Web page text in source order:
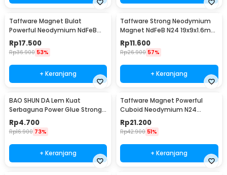
Taffware Magnet Bulat
Powerful Neodymium NdFeB
N25 5x1.5mm 100 PCS
Rp17.500
Rp36.900 53%
+ Keranjang
Taffware Strong Neodymium
Magnet NdFeB N24 19x9x1.6mm
10 PCS - MAG1
Rp11.600
Rp26.900 57%
+ Keranjang
BAO SHUN DA Lem Kuat
Serbaguna Power Glue Strong
Adhesive 15ml - B-7000
Rp4.700
Rp16.900 73%
+ Keranjang
Taffware Magnet Powerful
Cuboid Neodymium N24
29x9mm 10 PCS - MG10
Rp21.200
Rp42.900 51%
+ Keranjang